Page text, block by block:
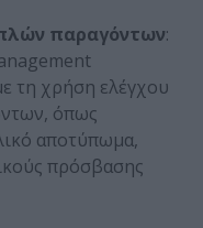
παραγόντων:
τη χρήση ελέγχου
όπως
αποτύπωμα,
πρόσβασης